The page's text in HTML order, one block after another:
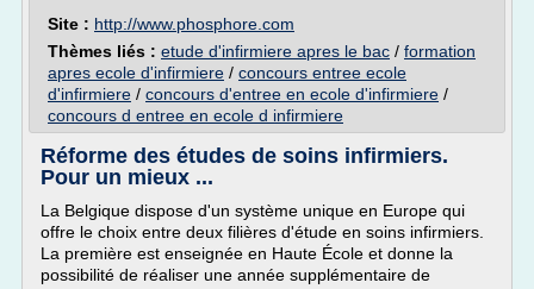
Site : http://www.phosphore.com
Thèmes liés : etude d'infirmiere apres le bac / formation
apres ecole d'infirmiere / concours entree ecole
d'infirmiere / concours d'entree en ecole d'infirmiere /
concours d entree en ecole d infirmiere
Réforme des études de soins infirmiers.
Pour un mieux ...
La Belgique dispose d'un système unique en Europe qui
offre le choix entre deux filières d'étude en soins infirmiers.
La première est enseignée en Haute École et donne la
possibilité de réaliser une année supplémentaire de